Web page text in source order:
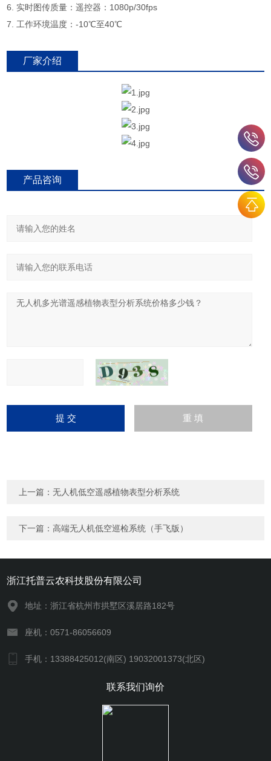
6. 实时图传质量：遥控器：1080p/30fps
7. 工作环境温度：-10℃至40℃
厂家介绍
产品咨询
上一篇：无人机低空遥感植物表型分析系统
下一篇：高端无人机低空巡检系统（手飞版）
浙江托普云农科技股份有限公司
地址：浙江省杭州市拱墅区溪居路182号
座机：0571-86056609
手机：13388425012(南区) 19032001373(北区)
联系我们询价